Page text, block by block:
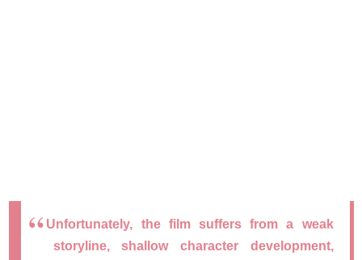
Unfortunately, the film suffers from a weak
storyline, shallow character development,